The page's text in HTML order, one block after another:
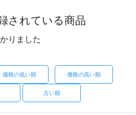
されている商品
りました
価格の低い順 価格の高い順
古い順